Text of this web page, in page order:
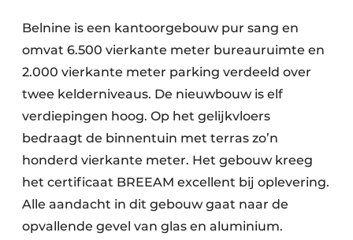
Belnine is een kantoorgebouw pur sang en
omvat 6.500 vierkante meter bureauruimte en
2.000 vierkante meter parking verdeeld over
twee kelderniveaus. De nieuwbouw is elf
verdiepingen hoog. Op het gelijkvloers
bedraagt de binnentuin met terras zo’n
honderd vierkante meter. Het gebouw kreeg
het certificaat BREEAM excellent bij oplevering.
Alle aandacht in dit gebouw gaat naar de
opvallende gevel van glas en aluminium.